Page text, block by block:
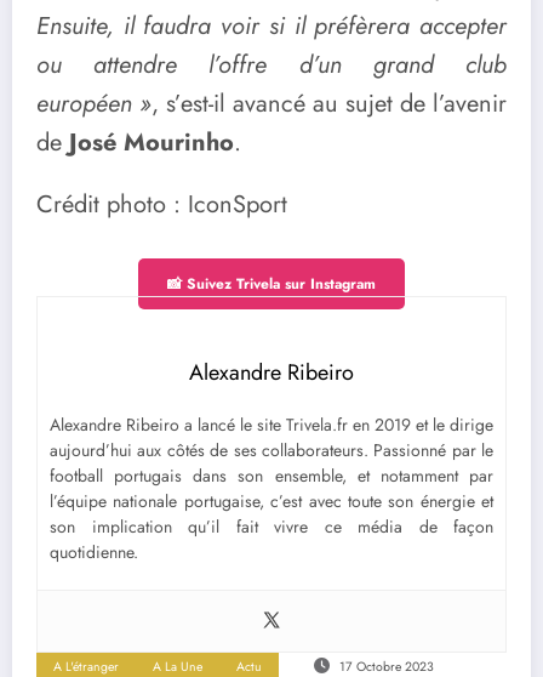
Ensuite, il faudra voir si il préfèrera accepter
ou attendre l’offre d’un grand club
européen », s’est-il avancé au sujet de l’avenir
de José Mourinho.
Crédit photo : IconSport
📸 Suivez Trivela sur Instagram
Alexandre Ribeiro
Alexandre Ribeiro a lancé le site Trivela.fr en 2019 et le dirige
aujourd’hui aux côtés de ses collaborateurs. Passionné par le
football portugais dans son ensemble, et notamment par
l’équipe nationale portugaise, c’est avec toute son énergie et
son implication qu’il fait vivre ce média de façon
quotidienne.
A L'étranger A La Une Actu 17 Octobre 2023